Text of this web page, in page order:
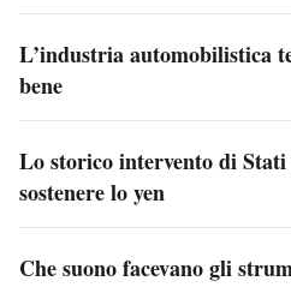
L’industria automobilistica
bene
Lo storico intervento di
sostenere lo yen
Che suono facevano gli